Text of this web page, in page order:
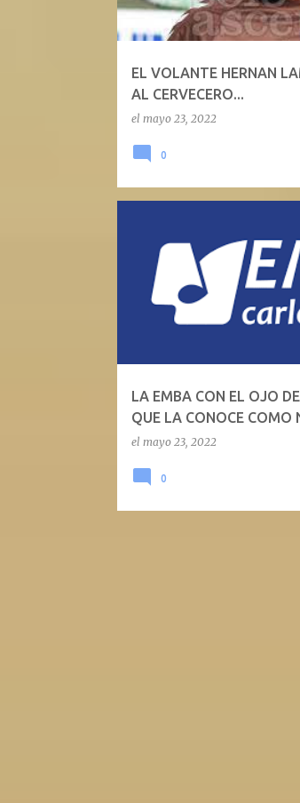
EL VOLANTE HERNAN
AL CERVECERO...
el mayo 23, 2022
0
LA EMBA CON EL OJO
QUE LA CONOCE COMO
el mayo 23, 2022
0